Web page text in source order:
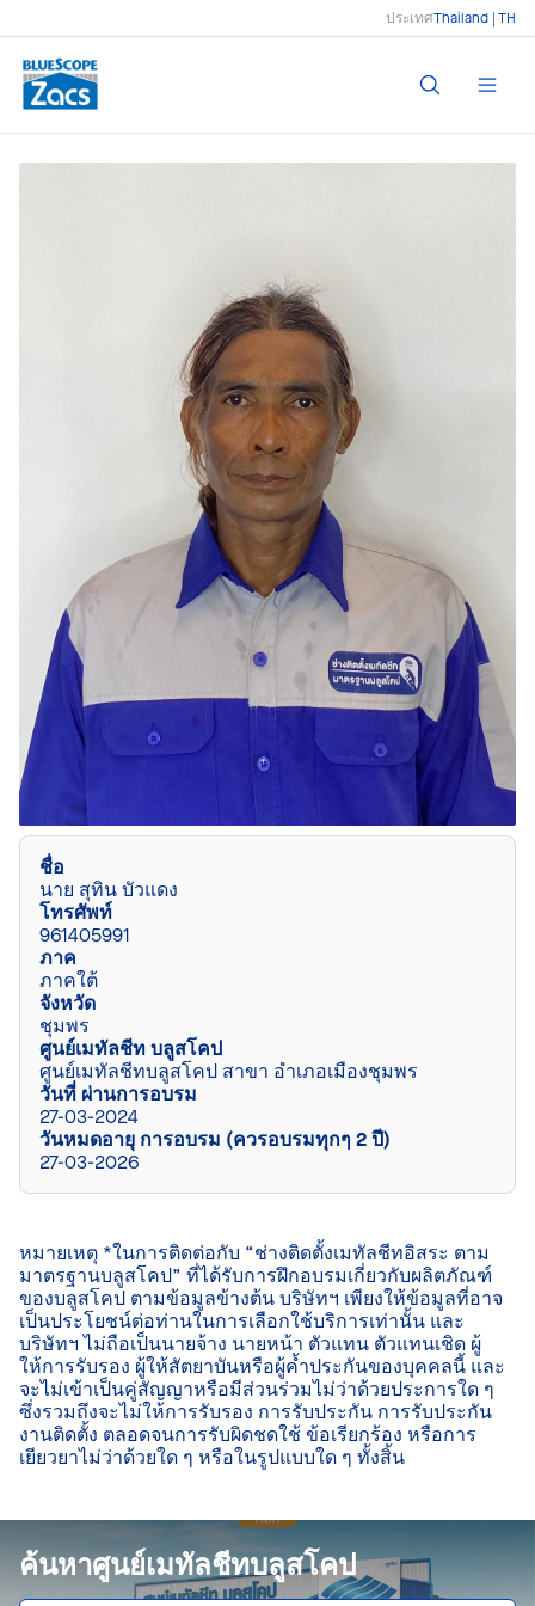
ประเทศThailand | TH
ชื่อ
นาย สุทิน บัวแดง
โทรศัพท์
961405991
ภาค
ภาคใต้
จังหวัด
ชุมพร
ศูนย์เมทัลชีท บลูสโคป
ศูนย์เมทัลชีทบลูสโคป สาขา อำเภอเมืองชุมพร
วันที่ ผ่านการอบรม
27-03-2024
วันหมดอายุ การอบรม (ควรอบรมทุกๆ 2 ปี)
27-03-2026
หมายเหตุ *ในการติดต่อกับ “ช่างติดตั้งเมทัลชีทอิสระ ตาม
มาตรฐานบลูสโคป” ที่ได้รับการฝึกอบรมเกี่ยวกับผลิตภัณฑ์
ของบลูสโคป ตามข้อมูลข้างต้น บริษัทฯ เพียงให้ข้อมูลที่อาจ
เป็นประโยชน์ต่อท่านในการเลือกใช้บริการเท่านั้น และ
บริษัทฯ ไม่ถือเป็นนายจ้าง นายหน้า ตัวแทน ตัวแทนเชิด ผู้
ให้การรับรอง ผู้ให้สัตยาบันหรือผู้ค้ำประกันของบุคคลนี้ และ
จะไม่เข้าเป็นคู่สัญญาหรือมีส่วนร่วมไม่ว่าด้วยประการใด ๆ
ซึ่งรวมถึงจะไม่ให้การรับรอง การรับประกัน การรับประกัน
งานติดตั้ง ตลอดจนการรับผิดชดใช้ ข้อเรียกร้อง หรือการ
เยียวยาไม่ว่าด้วยใด ๆ หรือในรูปแบบใด ๆ ทั้งสิ้น
ค้นหาศูนย์เมทัลชีทบลูสโคป